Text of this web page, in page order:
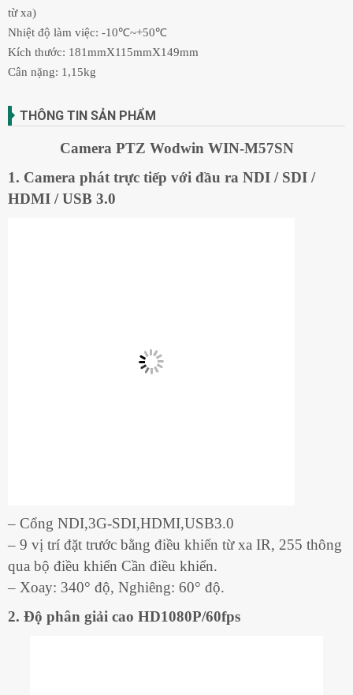
từ xa)
Nhiệt độ làm việc: -10℃~+50℃
Kích thước: 181mmX115mmX149mm
Cân nặng: 1,15kg
THÔNG TIN SẢN PHẨM
Camera PTZ Wodwin WIN-M57SN
1. Camera phát trực tiếp với đầu ra NDI / SDI /
HDMI / USB 3.0
– Cổng NDI,3G-SDI,HDMI,USB3.0
– 9 vị trí đặt trước bằng điều khiển từ xa IR, 255 thông
qua bộ điều khiển Cần điều khiển.
– Xoay: 340° độ, Nghiêng: 60° độ.
2. Độ phân giải cao HD1080P/60fps